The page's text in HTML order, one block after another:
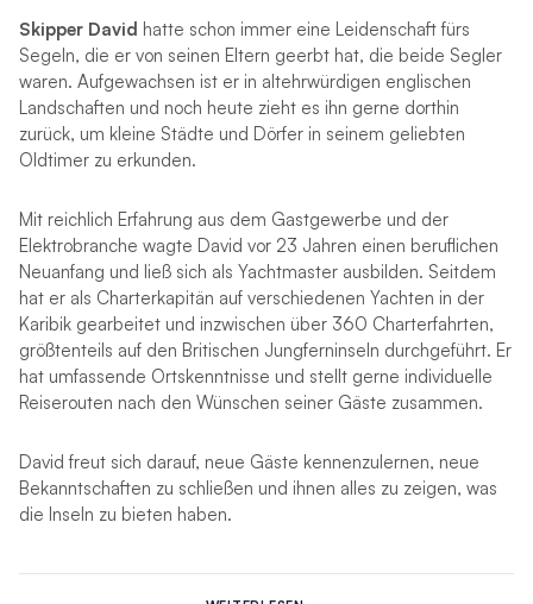
Skipper David hatte schon immer eine Leidenschaft fürs
Segeln, die er von seinen Eltern geerbt hat, die beide Segler
waren. Aufgewachsen ist er in altehrwürdigen englischen
Landschaften und noch heute zieht es ihn gerne dorthin
zurück, um kleine Städte und Dörfer in seinem geliebten
Oldtimer zu erkunden.
Mit reichlich Erfahrung aus dem Gastgewerbe und der
Elektrobranche wagte David vor 23 Jahren einen beruflichen
Neuanfang und ließ sich als Yachtmaster ausbilden. Seitdem
hat er als Charterkapitän auf verschiedenen Yachten in der
Karibik gearbeitet und inzwischen über 360 Charterfahrten,
größtenteils auf den Britischen Jungferninseln durchgeführt. Er
hat umfassende Ortskenntnisse und stellt gerne individuelle
Reiserouten nach den Wünschen seiner Gäste zusammen.
David freut sich darauf, neue Gäste kennenzulernen, neue
Bekanntschaften zu schließen und ihnen alles zu zeigen, was
die Inseln zu bieten haben.
Köchin Dawnwuchs im Herzen Englands auf und verbrachte